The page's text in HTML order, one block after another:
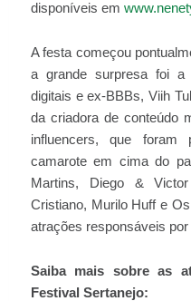
disponíveis em
A festa começou
a grande surpresa foi a
digitais e ex-BBBs, Viih
da criadora de conteúdo
influencers, que
camarote em cima do
Martins, Diego &
Cristiano, Murilo Huff e
atrações responsáveis
Saiba mais sobre as
Festival Sertanejo: